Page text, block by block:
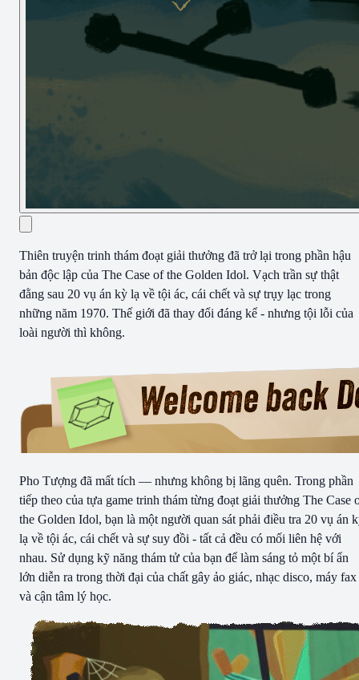
Thiên truyện trinh thám đoạt giải thưởng đã trở lại trong phần hậu
bản độc lập của The Case of the Golden Idol. Vạch trần sự thật
đằng sau 20 vụ án kỳ lạ về tội ác, cái chết và sự trụy lạc trong
những năm 1970. Thế giới đã thay đổi đáng kể - nhưng tội lỗi của
loài người thì không.
Pho Tượng đã mất tích — nhưng không bị lãng quên. Trong phần
tiếp theo của tựa game trinh thám từng đoạt giải thưởng The Case
the Golden Idol, bạn là một người quan sát phải điều tra 20 vụ án
lạ về tội ác, cái chết và sự suy đồi - tất cả đều có mối liên hệ với
nhau. Sử dụng kỹ năng thám tử của bạn để làm sáng tỏ một bí ẩn
lớn diễn ra trong thời đại của chất gây ảo giác, nhạc disco, máy fax
và cận tâm lý học.